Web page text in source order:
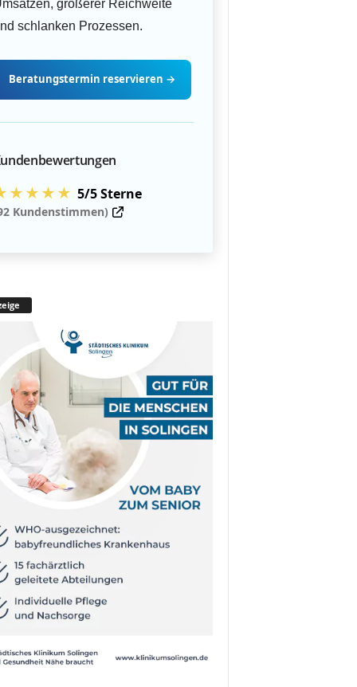
größerer Reichweite
schlanken Prozessen.
Beratungstermin reservieren →
5/5 Sterne
Kundenstimmen)